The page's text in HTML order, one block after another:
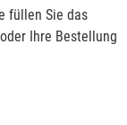
füllen Sie das
Ihre Bestellung